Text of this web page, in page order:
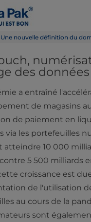
Une nouvelle définition du
des données
a entraîné
de magasins
de paiement en
via les portefeuilles
atteindre 10 000
5 500 milliards
croissance est
de l'utilisation
au cours de la
sont